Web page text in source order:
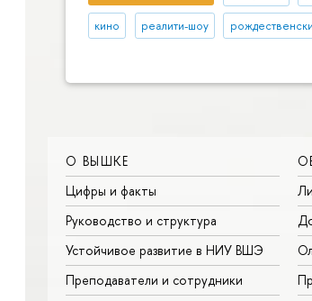
кино реалити-шоу
О ВЫШКЕ
Цифры и факты
Руководство и структура
Устойчивое развитие в НИУ ВШЭ
Преподаватели и сотрудники